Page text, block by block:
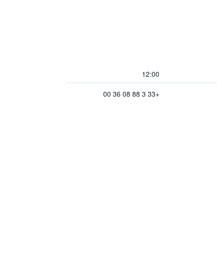
12:00
+33 3 88 08 36 00